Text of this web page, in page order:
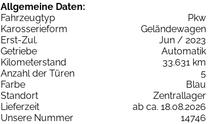
Allgemeine Daten:
Fahrzeugtyp
Pkw
Karosserieform
Geländewagen
Erst-Zul.
Jun / 2023
Getriebe
Automatik
Kilometerstand
33.631 km
Anzahl der Türen
5
Farbe
Blau
Standort
Zentrallager
Lieferzeit
ab ca. 18.08.2026
Unsere Nummer
14746